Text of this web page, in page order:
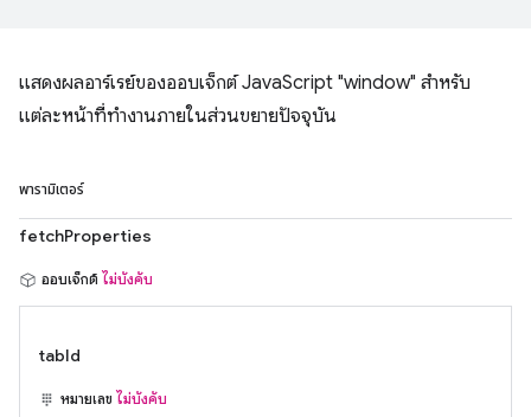
แสดงผลอาร์เรย์ของออบเจ็กต์ JavaScript "window" สำหรับ
แต่ละหน้าที่ทํางานภายในส่วนขยายปัจจุบัน
พารามิเตอร์
fetchProperties
ออบเจ็กต์ ไม่บังคับ
tabId
หมายเลข ไม่บังคับ